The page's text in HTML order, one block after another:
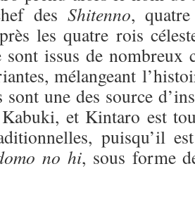
des Shitenno,
les quatre rois
issus de nombreux
mélangeant
une des source
et Kintaro est
puisqu’il
no hi, sous forme